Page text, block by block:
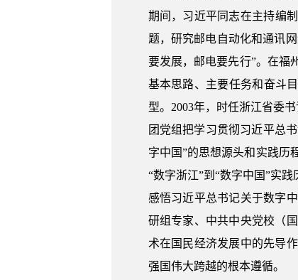
期间，习近平同志在主持编
题，研究邮电自动化和通讯
要发展，邮电要先行”。在福
基本思路、主要任务和奋斗
型。2003年，时任浙江省委
团党组把学习贯彻习近平总
字中国”的思想源头和实践历
“数字浙江”到“数字中国”实
感悟习近平总书记关于数字
研组专家、中共中央党校（
术在国民经济发展中的先导
强国伟大跨越的根本遵循。